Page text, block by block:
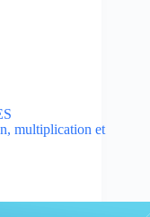
multiplication et